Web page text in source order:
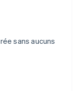
sans aucuns